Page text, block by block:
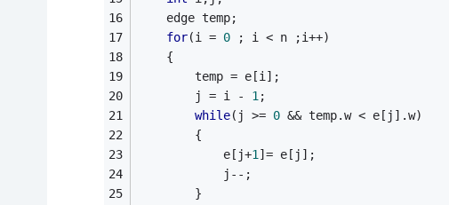
	edge temp;
for(i = 0 ; i < n ;i++)
	{
		temp = e[i];
		j = i -
1 ;
while(j >= 0 && temp.w < e[j].w)
		{
			e[j+
1 ]= e[j];
			j--;
		}